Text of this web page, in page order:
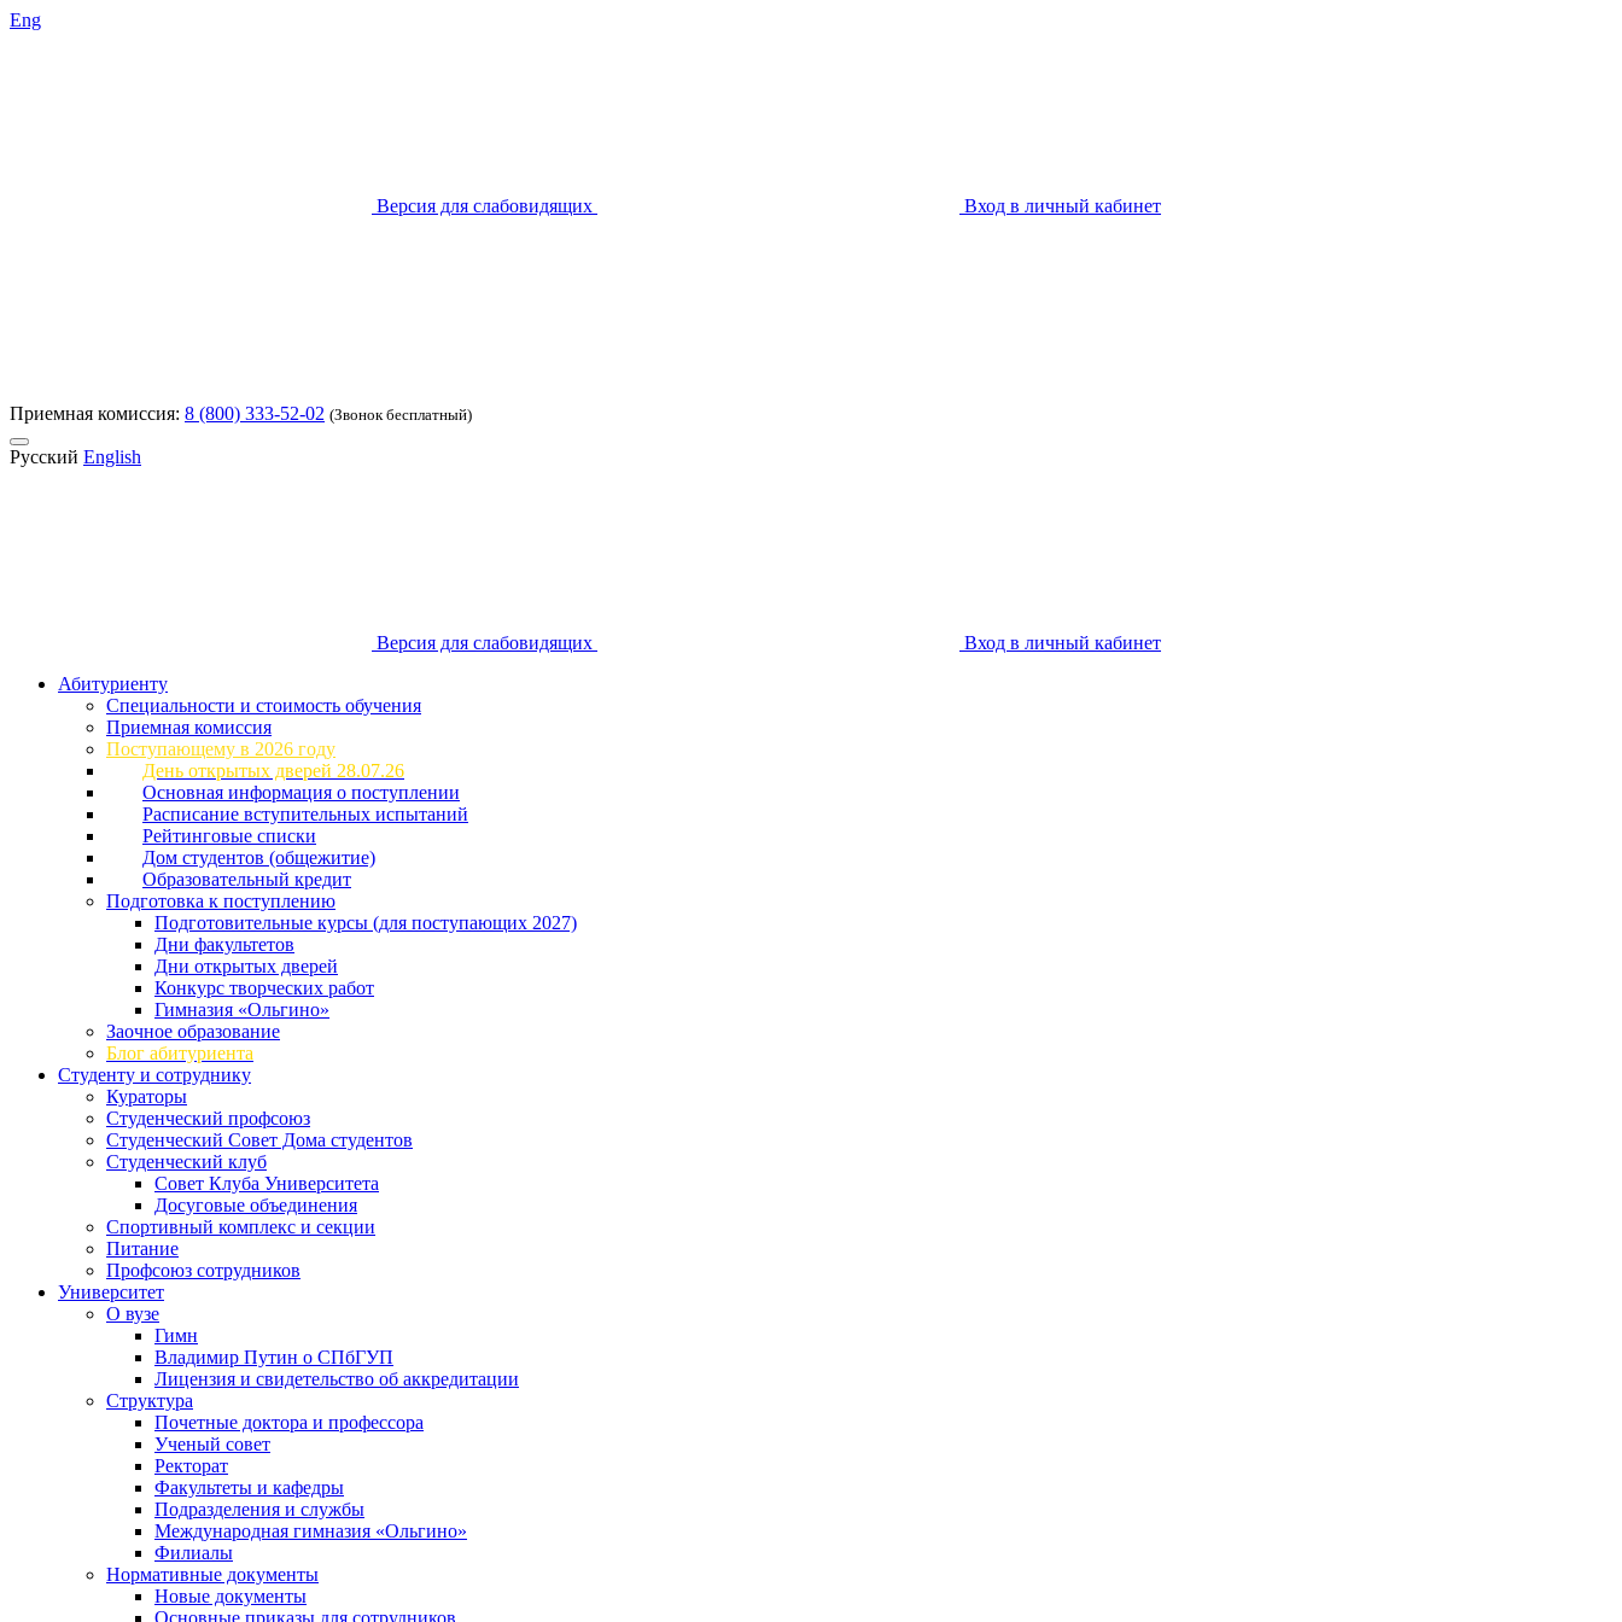
Eng
Версия для слабовидящих Вход в личный кабинет
Приемная комиссия: 8 (800) 333-52-02 (Звонок бесплатный)
Русский English
Версия для слабовидящих
Вход в личный кабинет
Абитуриенту
Специальности и стоимость обучения
Приемная комиссия
Поступающему в 2026 году
День открытых дверей 28.07.26
Основная информация о поступлении
Расписание вступительных испытаний
Рейтинговые списки
Дом студентов (общежитие)
Образовательный кредит
Подготовка к поступлению
Подготовительные курсы (для поступающих 2027)
Дни факультетов
Дни открытых дверей
Конкурс творческих работ
Гимназия «Ольгино»
Заочное образование
Блог абитуриента
Студенту и сотруднику
Кураторы
Студенческий профсоюз
Студенческий Совет Дома студентов
Студенческий клуб
Совет Клуба Университета
Досуговые объединения
Спортивный комплекс и секции
Питание
Профсоюз сотрудников
Университет
О вузе
Гимн
Владимир Путин о СПбГУП
Лицензия и свидетельство об аккредитации
Структура
Почетные доктора и профессора
Ученый совет
Ректорат
Факультеты и кафедры
Подразделения и службы
Международная гимназия «Ольгино»
Филиалы
Нормативные документы
Новые документы
Основные приказы для сотрудников